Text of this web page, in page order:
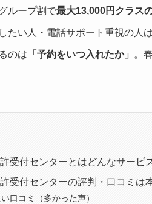
ループ割で最大13,000円クラス
たい人・電話サポート重視の人は
のは 「予約をいつ入れたか」 。
受付センターとはどんなサービ
受付センターの評判・口コミは
い口コミ（多かった声）